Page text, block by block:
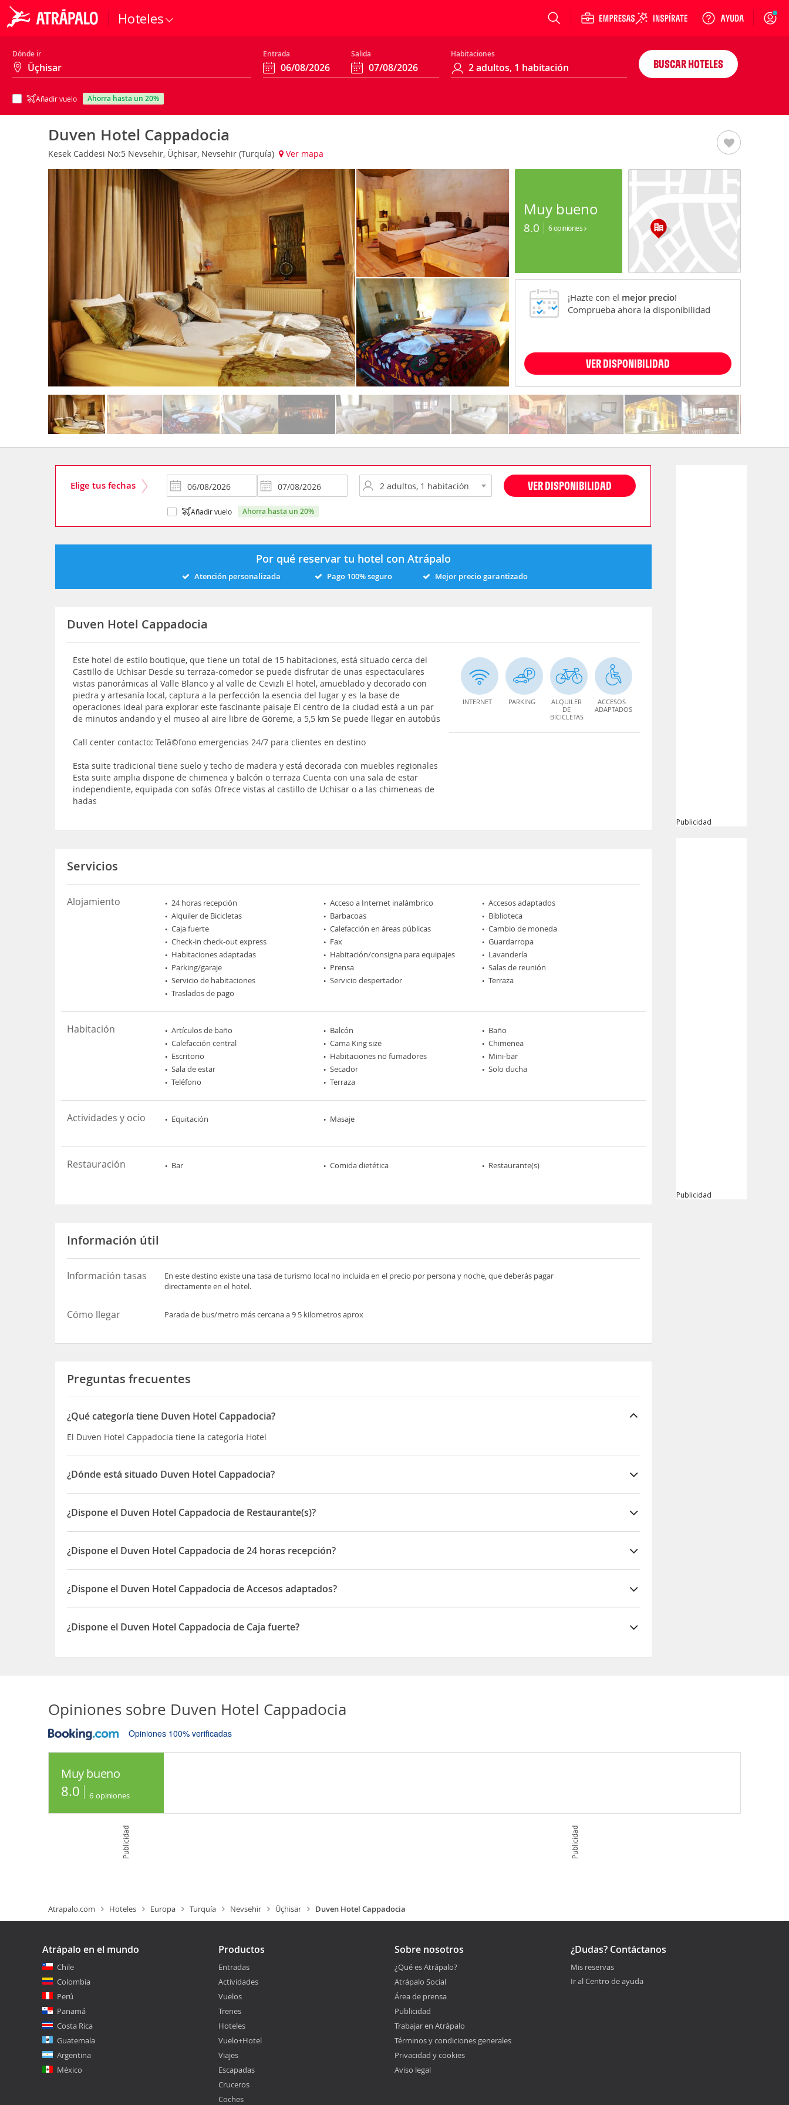
Hoteles Login
Dónde ir Entrada Salida Habitaciones
Añadir vuelo ahorra hasta un 20%
BUSCAR HOTELES
Duven Hotel Cappadocia
Kesek Caddesi No:5 Nevsehir, Üçhisar, Nevsehir (Turquía) Ver mapa
Muy bueno
8.0 6 opiniones
¡Hazte con el mejor precio!
Comprueba ahora la disponibilidad
VER DISPONIBILIDAD
Elige tus fechas VER DISPONIBILIDAD
Añadir vuelo ahorra hasta un 20%
Por qué reservar tu hotel con Atrápalo
Atención personalizada Pago 100% seguro Mejor precio garantizado
Duven Hotel Cappadocia
Este hotel de estilo boutique, que tiene un total de 15 habitaciones, está situado cerca del
Castillo de Uchisar Desde su terraza-comedor se puede disfrutar de unas espectaculares
vistas panorámicas al Valle Blanco y al valle de Cevizli El hotel, amueblado y decorado con
piedra y artesanía local, captura a la perfección la esencia del lugar y es la base de
operaciones ideal para explorar este fascinante paisaje El centro de la ciudad está a un par
de minutos andando y el museo al aire libre de Göreme, a 5,5 km Se puede llegar en autobús
Call center contacto: Telã©fono emergencias 24/7 para clientes en destino
Esta suite tradicional tiene suelo y techo de madera y está decorada con muebles regionales
Esta suite amplia dispone de chimenea y balcón o terraza Cuenta con una sala de estar
independiente, equipada con sofás Ofrece vistas al castillo de Uchisar o a las chimeneas de
hadas
INTERNET PARKING
ALQUILER
DE
BICICLETAS
ACCESOS
ADAPTADOS
Servicios
Alojamiento 24 horas recepción Acceso a Internet inalámbrico
Accesos adaptados
Alquiler de Bicicletas
Barbacoas
Biblioteca
Caja fuerte
Calefacción en áreas públicas
Cambio de moneda
Check-in check-out express
Fax
Guardarropa
Habitaciones adaptadas
Habitación/consigna para equipajes
Lavandería
Parking/garaje
Prensa
Salas de reunión
Servicio de habitaciones
Servicio despertador
Terraza
Traslados de pago
Habitación Artículos de baño Balcón
Baño
Calefacción central
Cama King size
Chimenea
Escritorio
Habitaciones no fumadores
Mini-bar
Sala de estar
Secador
Solo ducha
Teléfono
Terraza
Actividades y ocio Equitación Masaje
Restauración Bar Comida dietética Restaurante(s)
Información útil
Información tasas
En este destino existe una tasa de turismo local no incluida en el precio por persona y noche, que deberás pagar
directamente en el hotel.
Cómo llegar Parada de bus/metro más cercana a 9 5 kilometros aprox
Preguntas frecuentes
¿Qué categoría tiene Duven Hotel Cappadocia?
El Duven Hotel Cappadocia tiene la categoría Hotel
¿Dónde está situado Duven Hotel Cappadocia?
El Duven Hotel Cappadocia está situado en Kesek Caddesi No:5 Nevsehir
¿Dispone el Duven Hotel Cappadocia de Restaurante(s)?
Sí, el Duven Hotel Cappadocia dispone de Restaurante(s)
¿Dispone el Duven Hotel Cappadocia de 24 horas recepción?
Sí, el Duven Hotel Cappadocia dispone de 24 horas recepción
¿Dispone el Duven Hotel Cappadocia de Accesos adaptados?
Sí, el Duven Hotel Cappadocia dispone de Accesos adaptados
¿Dispone el Duven Hotel Cappadocia de Caja fuerte?
Publicidad
Publicidad
Opiniones sobre Duven Hotel Cappadocia
Opiniones 100% verificadas
Muy bueno
8.0 6 opiniones
Publicidad Publicidad
Atrapalo.com Hoteles Europa Turquía Nevsehir Üçhisar Duven Hotel Cappadocia
Atrápalo en el mundo
Chile
Colombia
Perú
Panamá
Costa Rica
Guatemala
Argentina
México
Productos
Entradas
Actividades
Vuelos
Trenes
Hoteles
Vuelo+Hotel
Viajes
Escapadas
Cruceros
Coches
Sobre nosotros
¿Qué es Atrápalo?
Atrápalo Social
Área de prensa
Publicidad
Trabajar en Atrápalo
Términos y condiciones generales
Privacidad y cookies
Aviso legal
¿Dudas? Contáctanos
Mis reservas
Ir al Centro de ayuda